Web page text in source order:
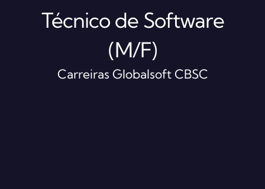
Técnico de Software
(M/F)
Carreiras Globalsoft CBSC